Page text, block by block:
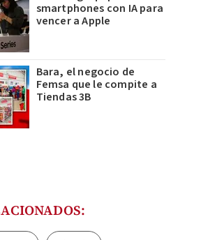
smartphones con IA para
vencer a Apple
Bara, el negocio de
Femsa que le compite a
Tiendas 3B